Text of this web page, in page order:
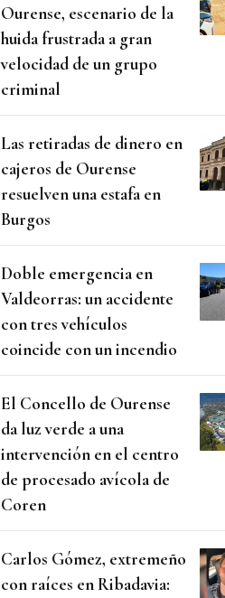
Ourense, escenario de la
huida frustrada a gran
velocidad de un grupo
criminal
Las retiradas de dinero en
cajeros de Ourense
resuelven una estafa en
Burgos
Doble emergencia en
Valdeorras: un accidente
con tres vehículos
coincide con un incendio
El Concello de Ourense
da luz verde a una
intervención en el centro
de procesado avícola de
Coren
Carlos Gómez, extremeño
con raíces en Ribadavia: